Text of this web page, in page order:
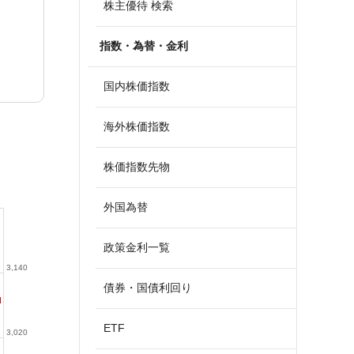
3,020
3,140
株主優待 検索
指数・為替・金利
国内株価指数
海外株価指数
株価指数先物
外国為替
政策金利一覧
債券・国債利回り
ETF